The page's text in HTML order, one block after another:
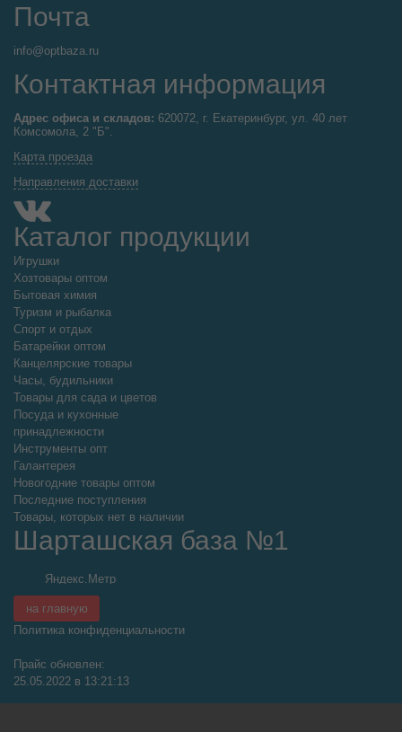
Почта
info@optbaza.ru
Контактная информация
Адрес офиса и складов: 620072, г. Екатеринбург, ул. 40 лет
Комсомола, 2 "Б".
Карта проезда
Направления доставки
Каталог продукции
Игрушки
Хозтовары оптом
Бытовая химия
Туризм и рыбалка
Спорт и отдых
Батарейки оптом
Канцелярские товары
Часы, будильники
Товары для сада и цветов
Посуда и кухонные
принадлежности
Инструменты опт
Галантерея
Новогодние товары оптом
Последние поступления
Товары, которых нет в наличии
Шарташская база №1
на главную
Политика конфиденциальности
Прайс обновлен:
25.05.2022 в 13:21:13